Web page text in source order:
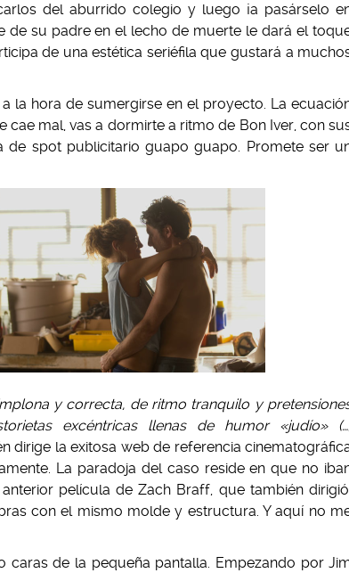
del aburrido colegio y luego ¡a pasárselo
de su padre en el lecho de muerte le dará el
de una estética seriéfila que gustará a
la hora de sumergirse en el proyecto. La
cae mal, vas a dormirte a ritmo de Bon Iver, con
spot publicitario guapo guapo. Promete ser
y correcta, de ritmo tranquilo y
excéntricas llenas de humor «judío»
dirige la exitosa web de referencia
La paradoja del caso reside en que no
película de Zach Braff, que también
con el mismo molde y estructura. Y aquí no
caras de la pequeña pantalla. Empezando por